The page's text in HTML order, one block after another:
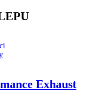
Exhaust